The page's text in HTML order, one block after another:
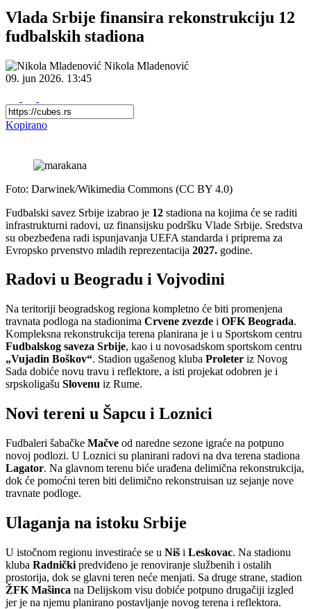
Vlada Srbije finansira rekonstrukciju 12
fudbalskih stadiona
Nikola Mladenović
09. jun 2026. 13:45
Kopirano
Foto: Darwinek/Wikimedia Commons (CC BY 4.0)
Fudbalski savez Srbije izabrao je 12 stadiona na kojima će se raditi
infrastrukturni radovi, uz finansijsku podršku Vlade Srbije. Sredstva
su obezbeđena radi ispunjavanja UEFA standarda i priprema za
Evropsko prvenstvo mladih reprezentacija 2027. godine.
Radovi u Beogradu i Vojvodini
Na teritoriji beogradskog regiona kompletno će biti promenjena
travnata podloga na stadionima Crvene zvezde i OFK Beograda.
Kompleksna rekonstrukcija terena planirana je i u Sportskom centru
Fudbalskog saveza Srbije, kao i u novosadskom sportskom centru
„Vujadin Boškov“. Stadion ugašenog kluba Proleter iz Novog
Sada dobiće novu travu i reflektore, a isti projekat odobren je i
srpskoligašu Slovenu iz Rume.
Novi tereni u Šapcu i Loznici
Fudbaleri šabačke Mačve od naredne sezone igraće na potpuno
novoj podlozi. U Loznici su planirani radovi na dva terena stadiona
Lagator. Na glavnom terenu biće urađena delimična rekonstrukcija,
dok će pomoćni teren biti delimično rekonstruisan uz sejanje nove
travnate podloge.
Ulaganja na istoku Srbije
U istočnom regionu investiraće se u Niš i Leskovac. Na stadionu
kluba Radnički predviđeno je renoviranje službenih i ostalih
prostorija, dok se glavni teren neće menjati. Sa druge strane, stadion
ŽFK Mašinca na Delijskom visu dobiće potpuno drugačiji izgled
jer je na njemu planirano postavljanje novog terena i reflektora.